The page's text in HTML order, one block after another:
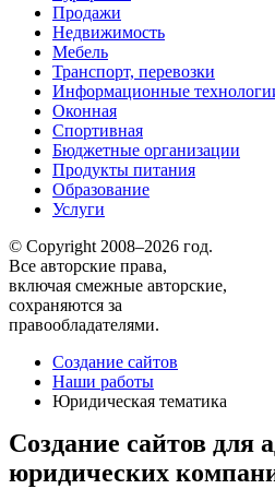
Продажи
Недвижимость
Мебель
Транспорт, перевозки
Информационные
Оконная
Спортивная
Бюджетные организации
Продукты питания
Образование
Услуги
© Copyright 2008–2026 год.
Все авторские права,
включая смежные авторские,
сохраняются за
правообладателями.
Создание сайтов
Наши работы
Юридическая тематика
Создание сайтов для
юридических